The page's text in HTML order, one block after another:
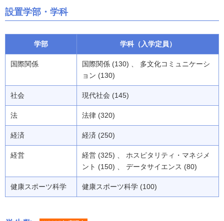
設置学部・学科
学部 学科（入学定員）
国際関係
国際関係 (130) 、 多文化コミュニケーシ
ョン (130)
社会 現代社会 (145)
法 法律 (320)
経済 経済 (250)
経営
経営 (325) 、 ホスピタリティ・マネジメ
ント (150) 、 データサイエンス (80)
健康スポーツ科学 健康スポーツ科学 (100)